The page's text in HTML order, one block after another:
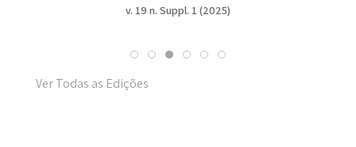
v. 19 n. Suppl. 1 (2025)
Ver Todas as Edições